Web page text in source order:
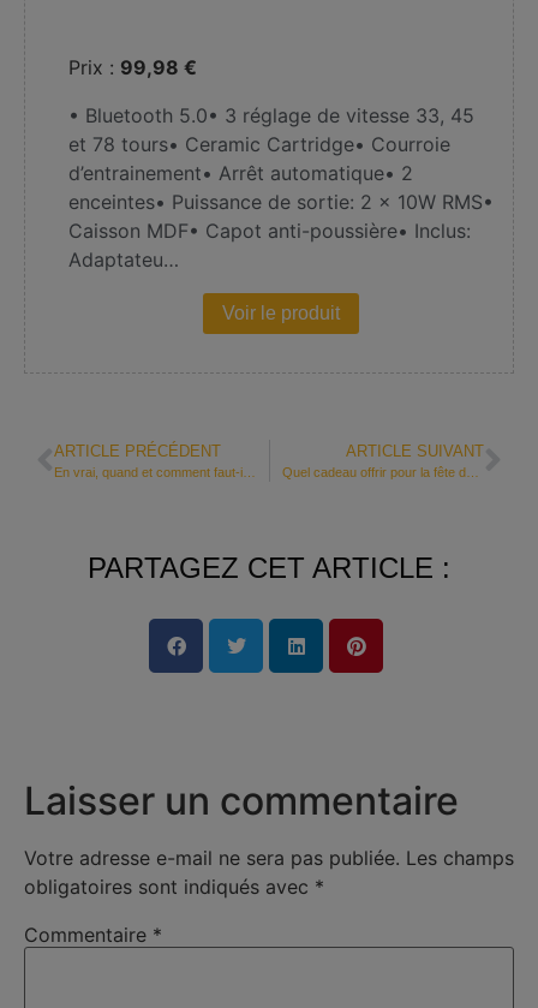
Prix : 99,98 €
• Bluetooth 5.0• 3 réglage de vitesse 33, 45
et 78 tours• Ceramic Cartridge• Courroie
d’entrainement• Arrêt automatique• 2
enceintes• Puissance de sortie: 2 x 10W RMS•
Caisson MDF• Capot anti-poussière• Inclus:
Adaptateu…
Voir le produit
ARTICLE PRÉCÉDENT ARTICLE SUIVANT
Quel cadeau offrir pour la fête des mères?
PARTAGEZ CET ARTICLE :
Laisser un commentaire
Votre adresse e-mail ne sera pas publiée. Les champs
obligatoires sont indiqués avec *
Commentaire *